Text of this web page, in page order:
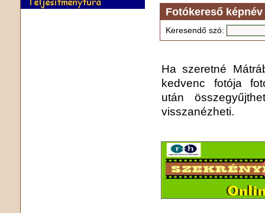
Fotókereső
Keresendő szó:
Ha szeretné
kedvenc fotója
után
visszanézheti.